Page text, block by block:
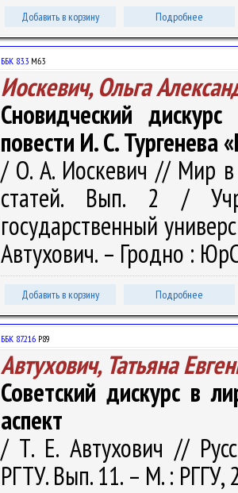
Добавить в корзину Подробнее
ББК 83.3 М63
Иоскевич, Ольга
Сновидческий
повести И. С. Тургенева
/ О. А. Иоскевич // Мир в
статей. Вып. 2 /
государственный
Автухович. – Гродно :
Добавить в корзину Подробнее
ББК 87.216 Р89
Автухович, Татьяна
Советский дискурс в
аспект
/ Т. Е. Автухович //
РГТУ. Вып. 11. – М. :